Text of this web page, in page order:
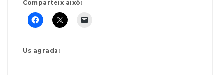
Comparteix això:
Us agrada: